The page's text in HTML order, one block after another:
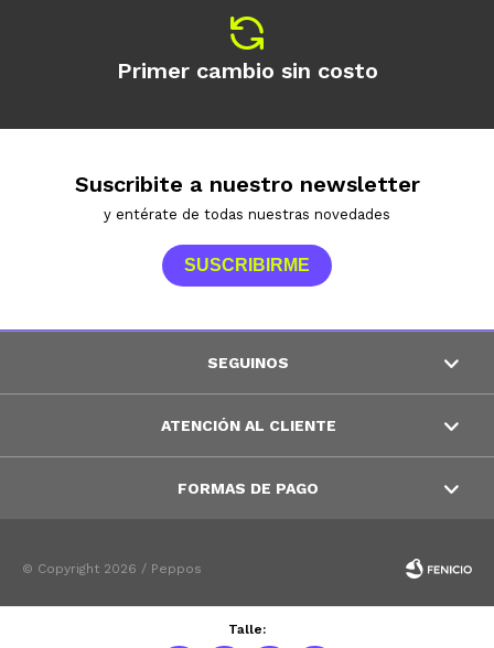
Talle:
Primer cambio sin costo
Suscribite a nuestro newsletter
y entérate de todas nuestras novedades
SUSCRIBIRME
SEGUINOS
ATENCIÓN AL CLIENTE
FORMAS DE PAGO
© Copyright 2026 / Peppos